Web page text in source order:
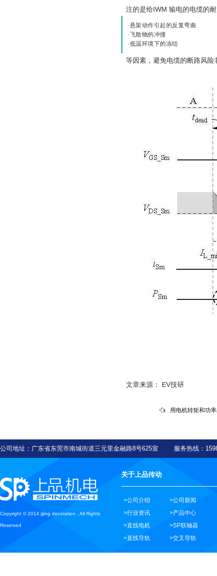
注的是给IWM 输电的电缆的
·悬架动作引起的反复弯曲
·飞散物的冲撞
·低温环境下的冻结
等因素，避免电缆的断路风险
文章来源： EV技研
用电机转矩和功
公司地址：广东省东莞市南城街道三元里金融路8号625室 服务热线
Copyright © 2014 jijing decoration , All Rights
Reserved
关于上品传动
>公司介绍
>公司新闻
>行业资讯
>产品中心
>直线电机
>SP联轴器
>直线导轨
>交叉导轨